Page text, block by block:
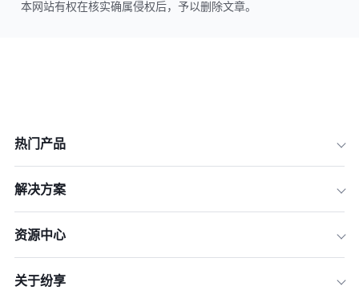
本网站有权在核实确属侵权后，予以删除文章。
热门产品
解决方案
资源中心
关于纷享